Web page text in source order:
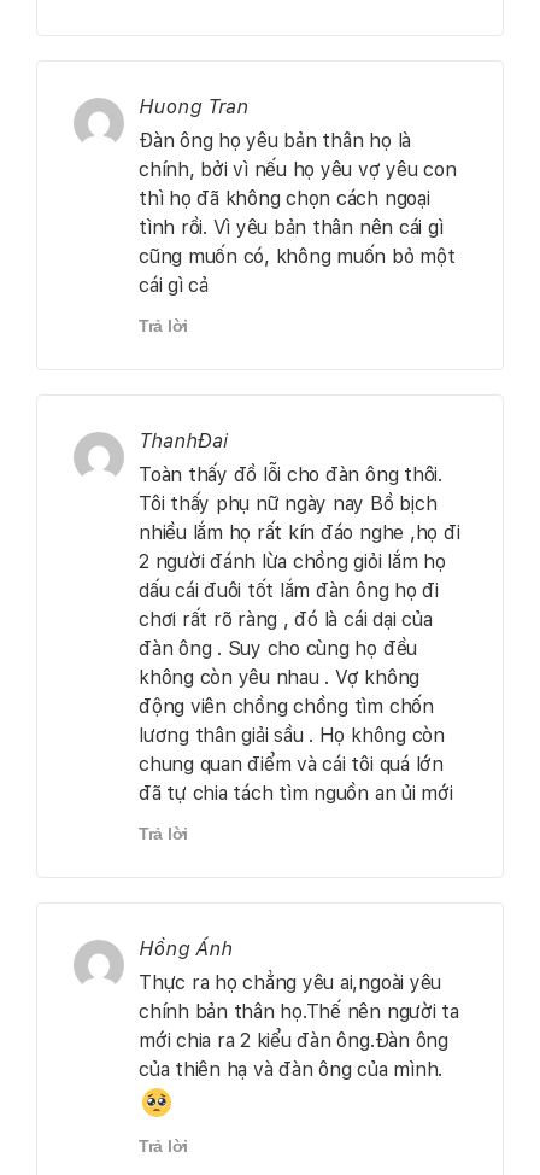
Huong Tran
Đàn ông họ yêu bản thân họ là
chính, bởi vì nếu họ yêu vợ yêu con
thì họ đã không chọn cách ngoại
tình rồi. Vì yêu bản thân nên cái gì
cũng muốn có, không muốn bỏ một
cái gì cả
Trả lời
ThanhĐai
Toàn thấy đồ lỗi cho đàn ông thôi.
Tôi thấy phụ nữ ngày nay Bồ bịch
nhiều lắm họ rất kín đáo nghe ,họ đi
2 người đánh lừa chồng giỏi lắm họ
dấu cái đuôi tốt lắm đàn ông họ đi
chơi rất rõ ràng , đó là cái dại của
đàn ông . Suy cho cùng họ đều
không còn yêu nhau . Vợ không
động viên chồng chồng tìm chốn
lương thân giải sầu . Họ không còn
chung quan điểm và cái tôi quá lớn
đã tự chia tách tìm nguồn an ủi mới
Trả lời
Hồng Ánh
Thực ra họ chẳng yêu ai,ngoài yêu
chính bản thân họ.Thế nên người ta
mới chia ra 2 kiểu đàn ông.Đàn ông
của thiên hạ và đàn ông của mình.
Trả lời